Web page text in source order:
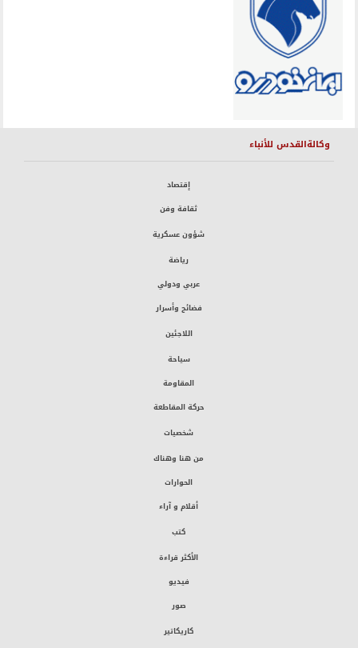
وكالةالقدس للأنباء
إقتصاد
ثقافة وفن
شؤون عسكرية
رياضة
عربي ودولي
فضائح وأسرار
اللاجئين
سياحة
المقاومة
حركة المقاطعة
شخصيات
من هنا وهناك
الحوارات
أقلام و آراء
كتب
الأكثر قراءة
فيديو
صور
كاريكاتير